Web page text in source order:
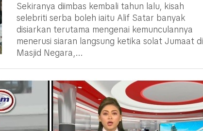
Sekiranya diimbas kembali tahun lalu, kisah
selebriti serba boleh iaitu Alif Satar banyak
disiarkan terutama mengenai kemunculannya
menerusi siaran langsung ketika solat Jumaat di
Masjid Negara,...